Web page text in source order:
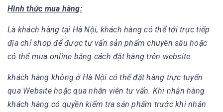
Hình thức mua hàng:
Là khách hàng tại Hà Nội, khách hàng có thể tới trực tiếp
địa chỉ shop để được tư vấn sản phẩm chuyên sâu hoặc
có thể mua online bằng cách đặt hàng trên website.
khách hàng không ở Hà Nội có thể đặt hàng trực tuyến
qua Website hoặc qua nhân viên tư vấn. Khi nhận hàng
khách hàng có quyền kiểm tra sản phẩm trước khi nhận